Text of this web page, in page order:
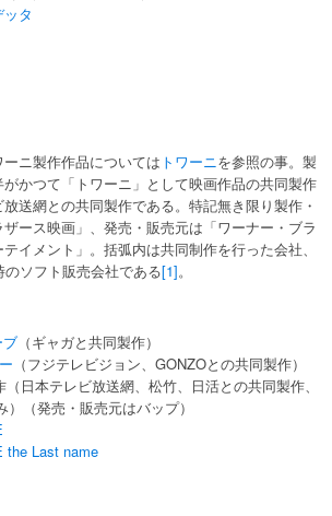
タ
ニ製作作品については トワーニを参照の事。製
かつて「トワーニ」として映画作品の共同製作
送網との共同製作である。特記無き限り製作・
ース映画」、発売・販売元は「ワーナー・ブラ
イメント」。括弧内は共同制作を行った会社、
ソフト販売会社である[1]。
（ギャガと共同製作）
（フジテレビジョン、GONZOとの共同製作）
日本テレビ放送網、松竹、日活との共同製作、
（発売・販売元はバップ）
the Last name